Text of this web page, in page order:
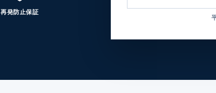
再発防止保証